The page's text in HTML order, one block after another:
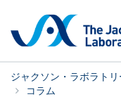
ジャクソン・ラボラト
コラム